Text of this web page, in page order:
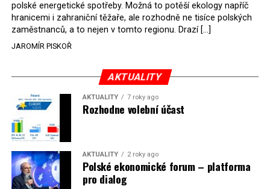
polské energetické spotřeby. Možná to potěší ekology napříč
hranicemi i zahraniční těžaře, ale rozhodně ne tisíce polských
zaměstnanců, a to nejen v tomto regionu. Drazí […]
JAROMÍR PISKOŘ
AKTUALITY
AKTUALITY 7 roky ago
Rozhodne volební účast
AKTUALITY 2 roky ago
Polské ekonomické forum – platforma
pro dialog